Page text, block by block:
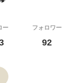
ー フォロワー
92